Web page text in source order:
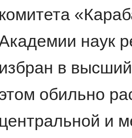
комитета
наук
избран в
обильно
центральной и